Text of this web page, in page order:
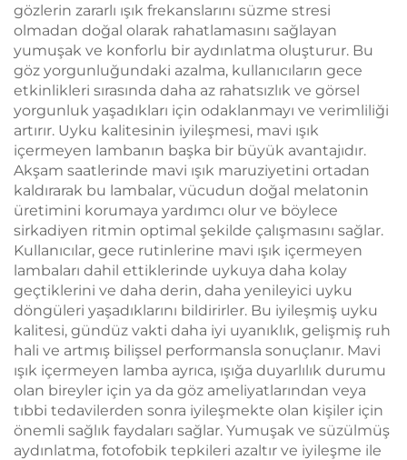
gözlerin zararlı ışık frekanslarını süzme stresi
olmadan doğal olarak rahatlamasını sağlayan
yumuşak ve konforlu bir aydınlatma oluşturur. Bu
göz yorgunluğundaki azalma, kullanıcıların gece
etkinlikleri sırasında daha az rahatsızlık ve görsel
yorgunluk yaşadıkları için odaklanmayı ve verimliliği
artırır. Uyku kalitesinin iyileşmesi, mavi ışık
içermeyen lambanın başka bir büyük avantajıdır.
Akşam saatlerinde mavi ışık maruziyetini ortadan
kaldırarak bu lambalar, vücudun doğal melatonin
üretimini korumaya yardımcı olur ve böylece
sirkadiyen ritmin optimal şekilde çalışmasını sağlar.
Kullanıcılar, gece rutinlerine mavi ışık içermeyen
lambaları dahil ettiklerinde uykuya daha kolay
geçtiklerini ve daha derin, daha yenileyici uyku
döngüleri yaşadıklarını bildirirler. Bu iyileşmiş uyku
kalitesi, gündüz vakti daha iyi uyanıklık, gelişmiş ruh
hali ve artmış bilişsel performansla sonuçlanır. Mavi
ışık içermeyen lamba ayrıca, ışığa duyarlılık durumu
olan bireyler için ya da göz ameliyatlarından veya
tıbbi tedavilerden sonra iyileşmekte olan kişiler için
önemli sağlık faydaları sağlar. Yumuşak ve süzülmüş
aydınlatma, fotofobik tepkileri azaltır ve iyileşme ile